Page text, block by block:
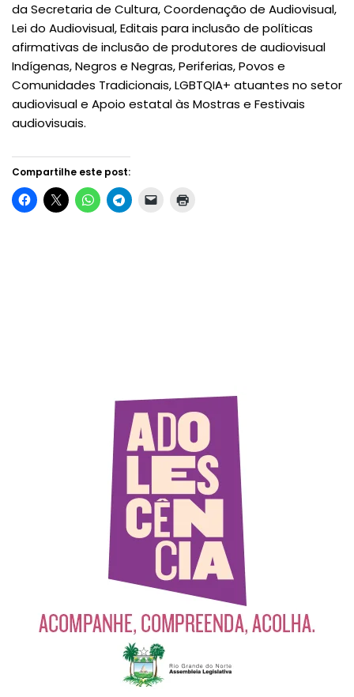
da Secretaria de Cultura, Coordenação de Audiovisual,
Lei do Audiovisual, Editais para inclusão de políticas
afirmativas de inclusão de produtores de audiovisual
Indígenas, Negros e Negras, Periferias, Povos e
Comunidades Tradicionais, LGBTQIA+ atuantes no setor
audiovisual e Apoio estatal às Mostras e Festivais
audiovisuais.
Compartilhe este post: